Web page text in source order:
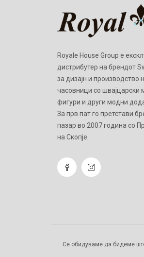
Royale House Group е
дистрибутер на брендот
за дизајн и производство
часовници со швајцарски
фигури и други модни
Зa прв пат го претстави
пазар во 2007 година со
на Скопје.
Се обидуваме да бидеме